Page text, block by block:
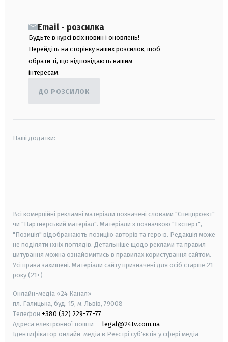
Email - розсилка
Будьте в курсі всіх новин і оновлень!
Перейдіть на сторінку наших розсилок, щоб
обрати ті, що відповідають вашим
інтересам.
ДО РОЗСИЛОК
Наші додатки:
Всі комерційні рекламні матеріали позначені словами "Спецпроєкт"
чи "Партнерський матеріал". Матеріали з позначкою "Експерт",
"Позиція" відображають позицію авторів та героїв. Редакція може
не поділяти їхніх поглядів. Детальніше щодо реклами та правил
цитування можна ознайомитись в правилах користування сайтом.
Усі права захищені. Матеріали сайту призначені для осіб старше 21
року (21+)
Онлайн-медіа «24 Канал»
пл. Галицька, буд. 15, м. Львів, 79008
Телефон +380 (32) 229-77-77
Адреса електронної пошти — legal@24tv.com.ua
Ідентифікатор онлайн-медіа в Реєстрі суб'єктів у сфері медіа —